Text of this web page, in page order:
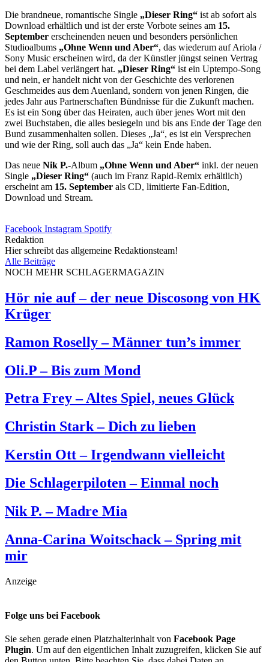
Die brandneue, romantische Single „Dieser Ring“ ist ab sofort als
Download erhältlich und ist der erste Vorbote seines am 15.
September erscheinenden neuen und besonders persönlichen
Studioalbums „Ohne Wenn und Aber“, das wiederum auf Ariola /
Sony Music erscheinen wird, da der Künstler jüngst seinen Vertrag
bei dem Label verlängert hat. „Dieser Ring“ ist ein Uptempo-Song
und nein, er handelt nicht von der Geschichte des verlorenen
Geschmeides aus dem Auenland, sondern von jenen Ringen, die
jedes Jahr aus Partnerschaften Bündnisse für die Zukunft machen.
Es ist ein Song über das Heiraten, auch über jenes Wort mit den
zwei Buchstaben, die alles besiegeln und bis ans Ende der Tage den
Bund zusammenhalten sollen. Dieses „Ja“, es ist ein Versprechen
und wie der Ring, soll auch das „Ja“ kein Ende haben.
Das neue Nik P.-Album „Ohne Wenn und Aber“ inkl. der neuen
Single „Dieser Ring“ (auch im Franz Rapid-Remix erhältlich)
erscheint am 15. September als CD, limitierte Fan-Edition,
Download und Stream.
Facebook Instagram Spotify
Redaktion
Hier schreibt das allgemeine Redaktionsteam!
Alle Beiträge
NOCH MEHR SCHLAGERMAGAZIN
Hör nie auf – der neue Discosong von HK
Krüger
Ramon Roselly – Männer tun’s immer
Oli.P – Bis zum Mond
Petra Frey – Altes Spiel, neues Glück
Christin Stark – Dich zu lieben
Kerstin Ott – Irgendwann vielleicht
Die Schlagerpiloten – Einmal noch
Nik P. – Madre Mia
Anna-Carina Woitschack – Spring mit
mir
Anzeige
Folge uns bei Facebook
Sie sehen gerade einen Platzhalterinhalt von Facebook Page
Plugin. Um auf den eigentlichen Inhalt zuzugreifen, klicken Sie auf